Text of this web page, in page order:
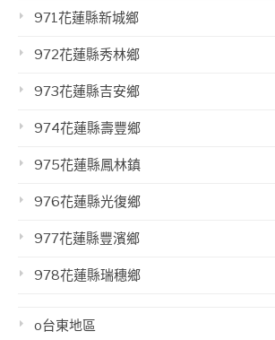
971花蓮縣新城鄉
972花蓮縣秀林鄉
973花蓮縣吉安鄉
974花蓮縣壽豐鄉
975花蓮縣鳳林鎮
976花蓮縣光復鄉
977花蓮縣豐濱鄉
978花蓮縣瑞穗鄉
o台東地區